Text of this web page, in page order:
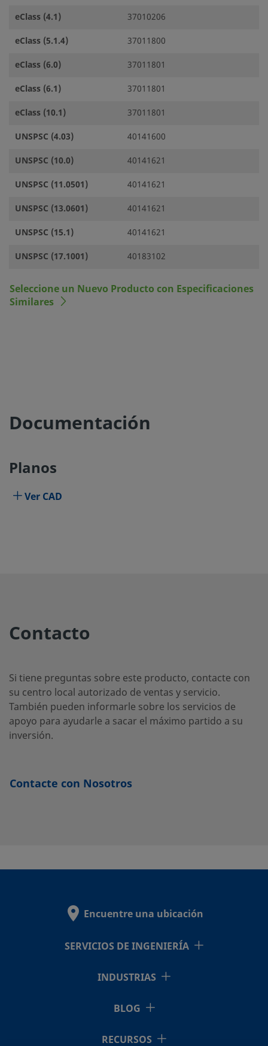
eClass (4.1)
37010206
eClass (5.1.4)
37011800
eClass (6.0)
37011801
eClass (6.1)
37011801
eClass (10.1)
37011801
UNSPSC (4.03)
40141600
UNSPSC (10.0)
40141621
UNSPSC (11.0501)
40141621
UNSPSC (13.0601)
40141621
UNSPSC (15.1)
40141621
UNSPSC (17.1001)
40183102
Seleccione un Nuevo Producto con Especificaciones
Similares
Documentación
Planos
Ver CAD
Contacto
Si tiene preguntas sobre este producto, contacte con
su centro local autorizado de ventas y servicio.
También pueden informarle sobre los servicios de
apoyo para ayudarle a sacar el máximo partido a su
inversión.
Contacte con Nosotros
Encuentre una ubicación
SERVICIOS DE INGENIERÍA
INDUSTRIAS
BLOG
RECURSOS